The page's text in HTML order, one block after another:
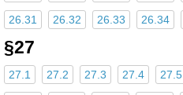
26.31 26.32 26.33 26.34
§27
27.1 27.2 27.3 27.4 27.5